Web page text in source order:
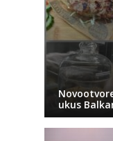
ukus